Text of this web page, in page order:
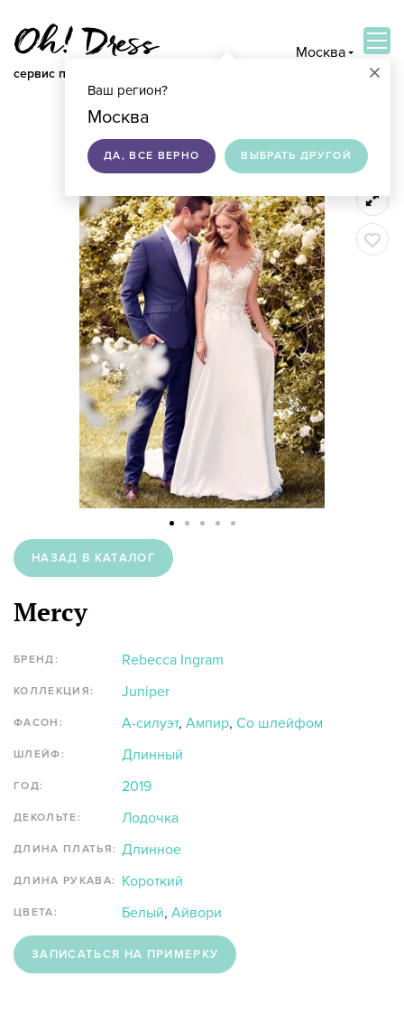
сервис по подбору свадебных платьев
Москва
×
Ваш регион?
Москва
ДА, ВСЕ ВЕРНО ВЫБРАТЬ ДРУГОЙ
НАЗАД В КАТАЛОГ
Mercy
БРЕНД: Rebecca Ingram
КОЛЛЕКЦИЯ: Juniper
ФАСОН: А-силуэт, Ампир, Со шлейфом
ШЛЕЙФ: Длинный
ГОД: 2019
ДЕКОЛЬТЕ: Лодочка
ДЛИНА ПЛАТЬЯ: Длинное
ДЛИНА РУКАВА: Короткий
ЦВЕТА: Белый, Айвори
ЗАПИСАТЬСЯ НА ПРИМЕРКУ